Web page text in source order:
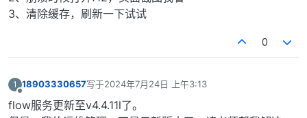
3、清除缓存，刷新一下试试
0
1 18903330657写于2024年7月24日 上午3:13
最后由 编辑
flow服务更新至v4.4.11l了。